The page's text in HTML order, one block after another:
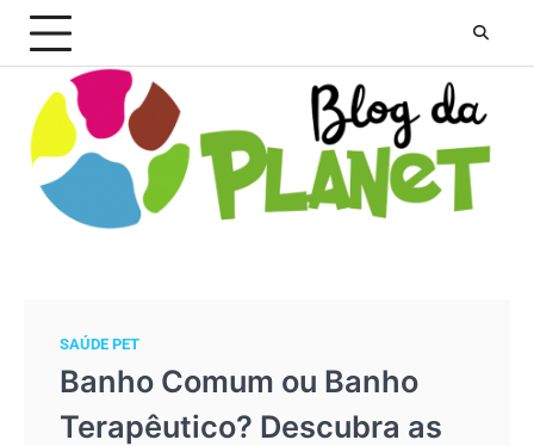
Skip
content
SAÚDE PET
Banho Comum ou Banho
Terapêutico? Descubra as